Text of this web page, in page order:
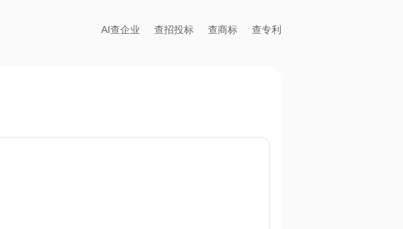
AI查企业 查招投标 查商标 查专利